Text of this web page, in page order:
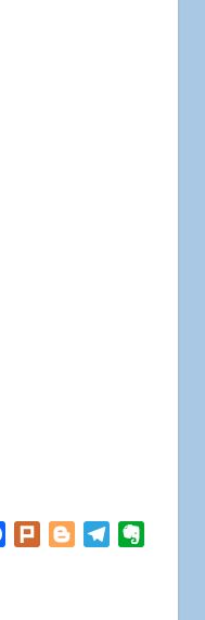
Facebook
Plurk BloggerTelegram